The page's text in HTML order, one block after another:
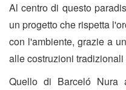
Al centro di questo
un progetto che rispetta
con l'ambiente, grazie a
alle costruzioni
Quello di Barceló Nura